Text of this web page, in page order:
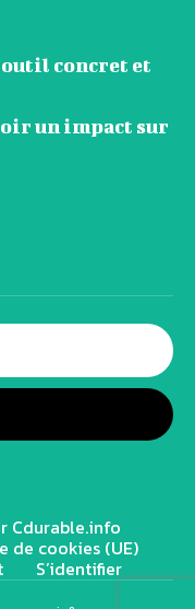
outil concret et
un impact sur
Cdurable.info
de cookies (UE)
S’identifier